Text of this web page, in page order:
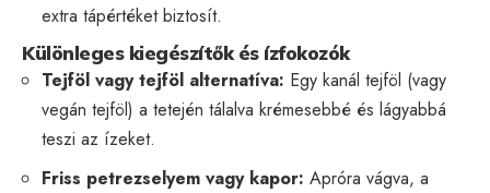
extra tápértéket biztosít.
Különleges kiegészítők és ízfokozók
Tejföl vagy tejföl alternatíva: Egy kanál tejföl (vagy
vegán tejföl) a tetején tálalva krémesebbé és lágyabbá
teszi az ízeket.
Friss petrezselyem vagy kapor: Apróra vágva, a